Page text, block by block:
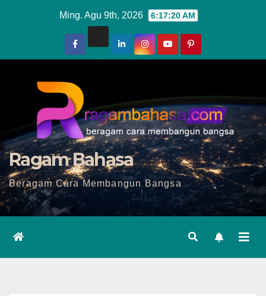
Ming. Agu 9th, 2026 6:17:21 AM
Ragam Bahasa
Beragam Cara Membangun Bangsa